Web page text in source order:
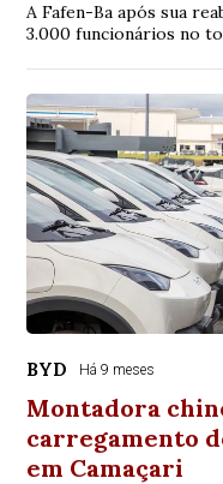
A Fafen-Ba após sua
3.000 funcionários no
BYD Há 9 meses
Montadora
carregamento
em Camaçari